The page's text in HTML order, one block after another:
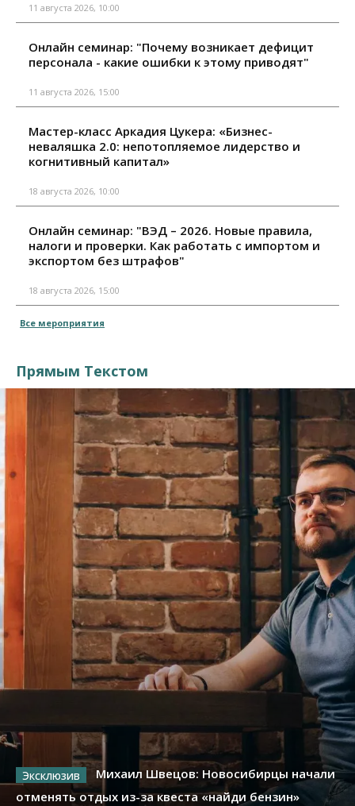
11 августа 2026, 10:00
Онлайн семинар: "Почему возникает дефицит
персонала - какие ошибки к этому приводят"
11 августа 2026, 15:00
Мастер-класс Аркадия Цукера: «Бизнес-
неваляшка 2.0: непотопляемое лидерство и
когнитивный капитал»
18 августа 2026, 10:00
Онлайн семинар: "ВЭД – 2026. Новые правила,
налоги и проверки. Как работать с импортом и
экспортом без штрафов"
18 августа 2026, 15:00
Все мероприятия
Прямым Текстом
Михаил Швецов: Новосибирцы начали
отменять отдых из-за квеста «найди бензин»